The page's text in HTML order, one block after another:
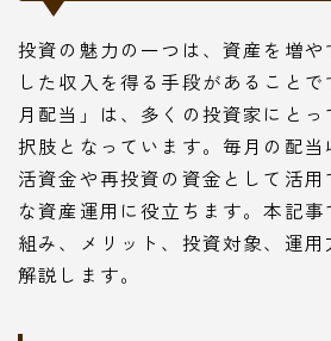
投資の魅力の一つは、資産を増
した収入を得る手段があること
月配当」は、多くの投資家にと
択肢となっています。毎月の配
活資金や再投資の資金として活
な資産運用に役立ちます。本記
組み、メリット、投資対象、運用
解説します。